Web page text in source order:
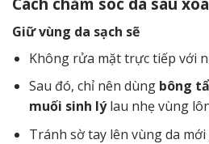
Giữ vùng da sạch sẽ
Không rửa mặt trực tiếp với
Sau đó, chỉ nên dùng bông
muối sinh lýlau nhẹ vùng
Tránh sờ tay lên vùng da mới